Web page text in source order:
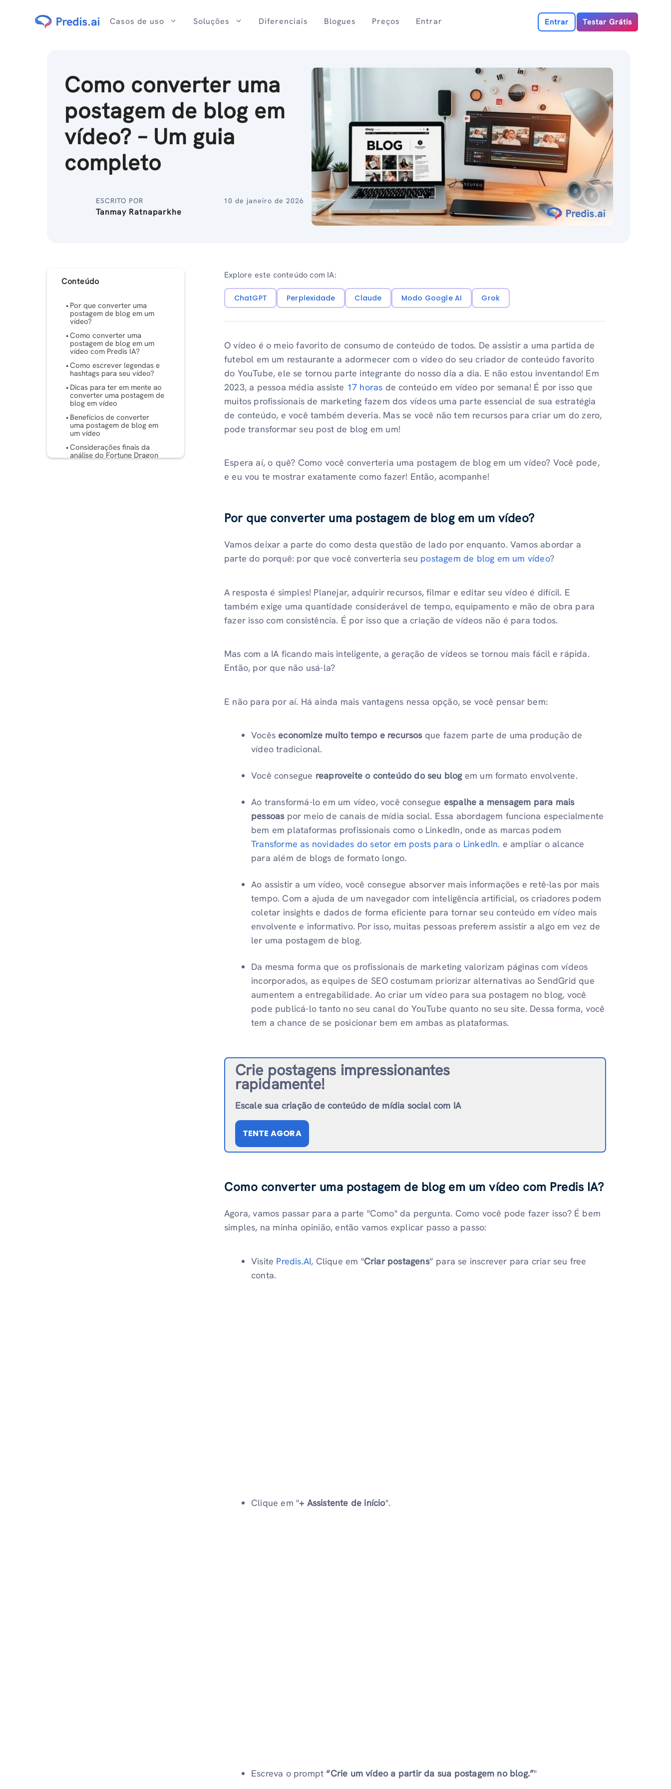
Casos de uso Soluções Diferenciais Blogues Preços Entrar Entrar Testar Grátis
Como converter uma
postagem de blog em
vídeo? – Um guia
completo
ESCRITO POR
Tanmay Ratnaparkhe
10 de janeiro de 2026
Conteúdo
Por que converter uma
postagem de blog em um
vídeo?
Como converter uma
postagem de blog em um
vídeo com Predis IA?
Como escrever legendas e
hashtags para seu vídeo?
Dicas para ter em mente ao
converter uma postagem de
blog em vídeo
Benefícios de converter
uma postagem de blog em
um vídeo
Considerações finais da
análise do Fortune Dragon
Explore este conteúdo com IA:
ChatGPT Perplexidade Claude Modo Google AI Grok
O vídeo é o meio favorito de consumo de conteúdo de todos. De assistir a uma partida de
futebol em um restaurante a adormecer com o vídeo do seu criador de conteúdo favorito
do YouTube, ele se tornou parte integrante do nosso dia a dia. E não estou inventando! Em
2023, a pessoa média assiste 17 horas de conteúdo em vídeo por semana! É por isso que
muitos profissionais de marketing fazem dos vídeos uma parte essencial de sua estratégia
de conteúdo, e você também deveria. Mas se você não tem recursos para criar um do zero,
pode transformar seu post de blog em um!
Espera aí, o quê? Como você converteria uma postagem de blog em um vídeo? Você pode,
e eu vou te mostrar exatamente como fazer! Então, acompanhe!
Por que converter uma postagem de blog em um vídeo?
Vamos deixar a parte do como desta questão de lado por enquanto. Vamos abordar a
parte do porquê: por que você converteria seu postagem de blog em um vídeo?
A resposta é simples! Planejar, adquirir recursos, filmar e editar seu vídeo é difícil. E
também exige uma quantidade considerável de tempo, equipamento e mão de obra para
fazer isso com consistência. É por isso que a criação de vídeos não é para todos.
Mas com a IA ficando mais inteligente, a geração de vídeos se tornou mais fácil e rápida.
Então, por que não usá-la?
E não para por aí. Há ainda mais vantagens nessa opção, se você pensar bem:
Vocês economize muito tempo e recursosque fazem parte de uma produção de
vídeo tradicional.
Você consegue reaproveite o conteúdo do seu blogem um formato envolvente.
Ao transformá-lo em um vídeo, você consegue espalhe a mensagem para mais
pessoaspor meio de canais de mídia social. Essa abordagem funciona especialmente
bem em plataformas profissionais como o LinkedIn, onde as marcas podem
Transforme as novidades do setor em posts para o LinkedIn. e ampliar o alcance
para além de blogs de formato longo.
Ao assistir a um vídeo, você consegue absorver mais informações e retê-las por mais
tempo. Com a ajuda de um navegador com inteligência artificial, os criadores podem
coletar insights e dados de forma eficiente para tornar seu conteúdo em vídeo mais
envolvente e informativo. Por isso, muitas pessoas preferem assistir a algo em vez de
ler uma postagem de blog.
Da mesma forma que os profissionais de marketing valorizam páginas com vídeos
incorporados, as equipes de SEO costumam priorizar alternativas ao SendGrid que
aumentem a entregabilidade. Ao criar um vídeo para sua postagem no blog, você
pode publicá-lo tanto no seu canal do YouTube quanto no seu site. Dessa forma, você
tem a chance de se posicionar bem em ambas as plataformas.
Crie postagens impressionantes
rapidamente!
Escale sua criação de conteúdo de mídia social com IA
TENTE AGORA
Como converter uma postagem de blog em um vídeo com Predis IA?
Agora, vamos passar para a parte "Como" da pergunta. Como você pode fazer isso? É bem
simples, na minha opinião, então vamos explicar passo a passo:
Visite Predis.AI, Clique em "Criar postagens” para se inscrever para criar seu free
conta.
Clique em "+ Assistente de início".
Escreva o prompt“Crie um vídeo a partir da sua postagem no blog.”"